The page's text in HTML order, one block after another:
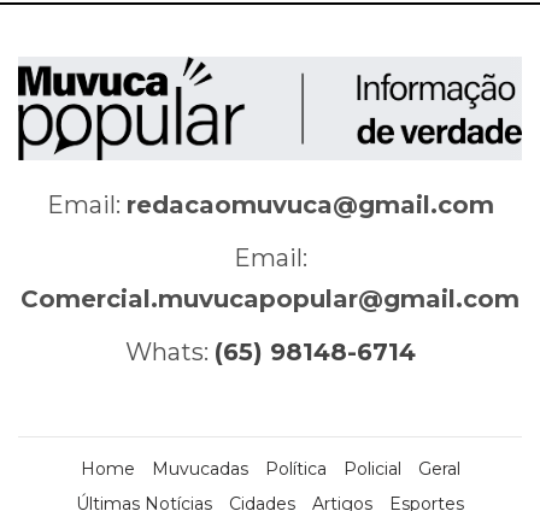
Email: redacaomuvuca@gmail.com
Email:
Comercial.muvucapopular@gmail.com
Whats: (65) 98148-6714
Home Muvucadas Política Policial
Geral
Últimas Notícias
Cidades Artigos Esportes